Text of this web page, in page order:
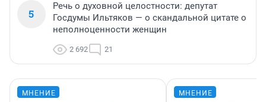
5
Речь о духовной целостности: депутат
Госдумы Ильтяков — о скандальной цитате о
неполноценности женщин
2 692 21
МНЕНИЕ МНЕНИЕ